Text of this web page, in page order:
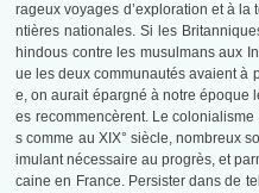
rageux voyages d’exploration et à la
ntières nationales. Si les
hindous contre les musulmans aux
ue les deux communautés avaient à
e, on aurait épargné à notre époque
es recommencèrent. Le
s comme au XIX° siècle, nombreux
imulant nécessaire au progrès, et
caine en France. Persister dans de